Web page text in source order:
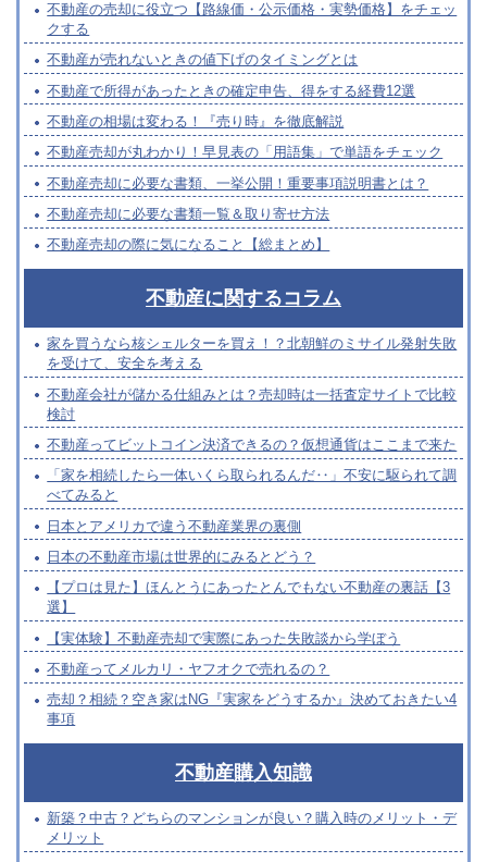
不動産の売却に役立つ【路線価・公示価格・実勢価格】をチェッ
クする
不動産が売れないときの値下げのタイミングとは
不動産で所得があったときの確定申告、得をする経費12選
不動産の相場は変わる！『売り時』を徹底解説
不動産売却が丸わかり！早見表の「用語集」で単語をチェック
不動産売却に必要な書類、一挙公開！重要事項説明書とは？
不動産売却に必要な書類一覧＆取り寄せ方法
不動産売却の際に気になること【総まとめ】
不動産に関するコラム
家を買うなら核シェルターを買え！？北朝鮮のミサイル発射失敗
を受けて、安全を考える
不動産会社が儲かる仕組みとは？売却時は一括査定サイトで比較
検討
不動産ってビットコイン決済できるの？仮想通貨はここまで来た
「家を相続したら一体いくら取られるんだ‥」不安に駆られて調
べてみると
日本とアメリカで違う不動産業界の裏側
日本の不動産市場は世界的にみるとどう？
【プロは見た】ほんとうにあったとんでもない不動産の裏話【3
選】
【実体験】不動産売却で実際にあった失敗談から学ぼう
不動産ってメルカリ・ヤフオクで売れるの？
売却？相続？空き家はNG『実家をどうするか』決めておきたい4
事項
不動産購入知識
新築？中古？どちらのマンションが良い？購入時のメリット・デ
メリット